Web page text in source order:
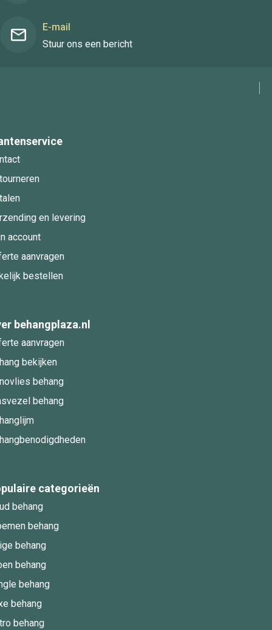
E-mail
Stuur ons een bericht
en levering
account
aanvragen
bestellen
behangplaza.nl
aanvragen
bekijken
behang
behang
categorieën
behang
behang
behang
behang
behang
behang
behang